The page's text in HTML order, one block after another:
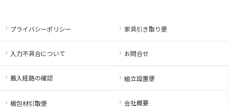
組立設置便
会社概要
梱包材引取便
プライバシーポリシー 家具引き取り便
入力不具合について お問合せ
搬入経路の確認